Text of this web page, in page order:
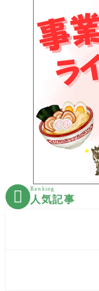
 Ranking
人気記事